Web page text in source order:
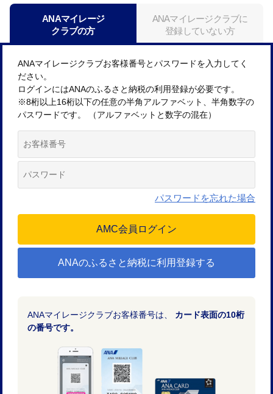
ANAマイレージ
クラブの方
ANAマイレージクラブに
登録していない方
ANAマイレージクラブお客様番号とパスワードを入力してく
ださい。
ログインにはANAのふるさと納税の利用登録が必要です。
※8桁以上16桁以下の任意の半角アルファベット、半角数字の
パスワードです。 （アルファベットと数字の混在）
パスワードを忘れた場合
ANAのふるさと納税に利用登録する
ANAマイレージクラブお客様番号は、 カード表面の10桁
の番号です。